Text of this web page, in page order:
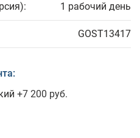
1 рабочий день
GOST13417
+7 200 руб.